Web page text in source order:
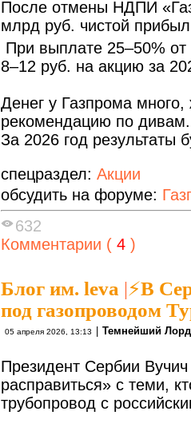
После отмены НДПИ
млрд руб. чистой
При выплате 25–50%
8–12 руб. на акцию за
Денег у Газпрома
рекомендацию по
За 2026 год
спецраздел: Акции
обсудить на форуме:
632
Комментарии ( 4 )
Блог им. leva |⚡В
под газопроводом
05 апреля 2026, 13:13 | Темнейший Лорд
Президент Сербии
расправиться» с теми,
трубопровод с